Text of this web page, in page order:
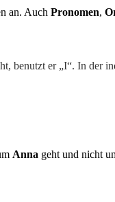
an. Auch Pronomen,
benutzt er „I“. In der
Anna geht und nicht